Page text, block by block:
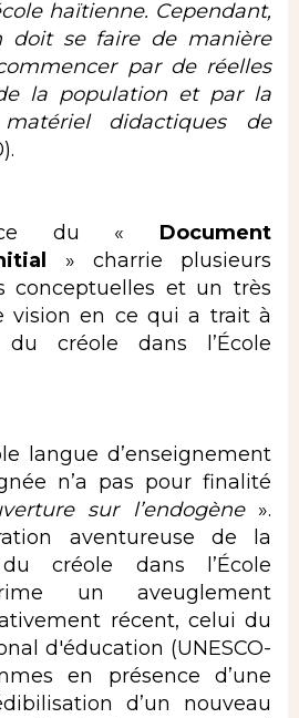
haïtienne. Cependant,
doit se faire de manière
par de réelles
la population et par la
didactiques de
du « Document
» charrie plusieurs
conceptuelles et un très
vision en ce qui a trait à
du créole dans l’École
langue d’enseignement
n’a pas pour finalité
sur l’endogène».
aventureuse de la
créole dans l’École
un aveuglement
récent, celui du
d'éducation (UNESCO-
en présence d’une
d’un nouveau